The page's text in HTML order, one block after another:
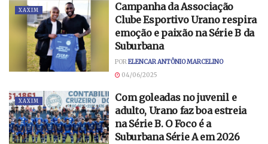
XAXIM
Campanha da Associação
Clube Esportivo Urano respira
emoção e paixão na Série B da
Suburbana
PORELENCAR ANTÔNIO MARCELINO
04/06/2025
XAXIM
Com goleadas no juvenil e
adulto, Urano faz boa estreia
na Série B. O Foco é a
Suburbana Série A em 2026